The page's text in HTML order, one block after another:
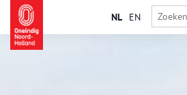
NL EN